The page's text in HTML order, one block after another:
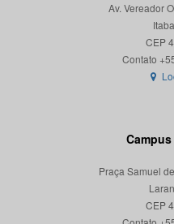
Av. Vereador
CEP
Praça Samuel
CEP